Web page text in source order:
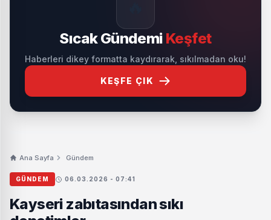
Sıcak Gündemi Keşfet
Haberleri dikey formatta kaydırarak, sıkılmadan oku!
KEŞFE ÇIK
Ana Sayfa Gündem
GÜNDEM 06.03.2026 - 07:41
Kayseri zabıtasından sıkı